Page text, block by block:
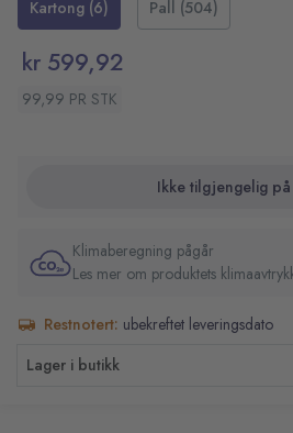
andre materialer i sanitære og våte
Duft: Parfymert
Volum: 1 liter
Fare- og sikkerhetsinformasjon:
Kartong (6)
Pall (504)
kr 599,92
99,99 PR STK
Ikke tilgjengelig
Klimaberegning pågår
Les mer om produktets
Restnotert: ubekreftet leveringsdato
Lager i butikk